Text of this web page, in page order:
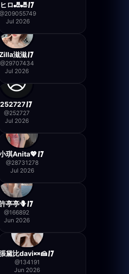
ヒロ🎳🎳
209055749
Jul 2026
滋滋
@29707434
Jul 2026
252727
@252727
Jul 2026
琪Anita💖
@28731278
Jul 2026
亭亭🪻
@166892
Jun 2026
黛比davi🍬🍰
@134191
Jun 2026